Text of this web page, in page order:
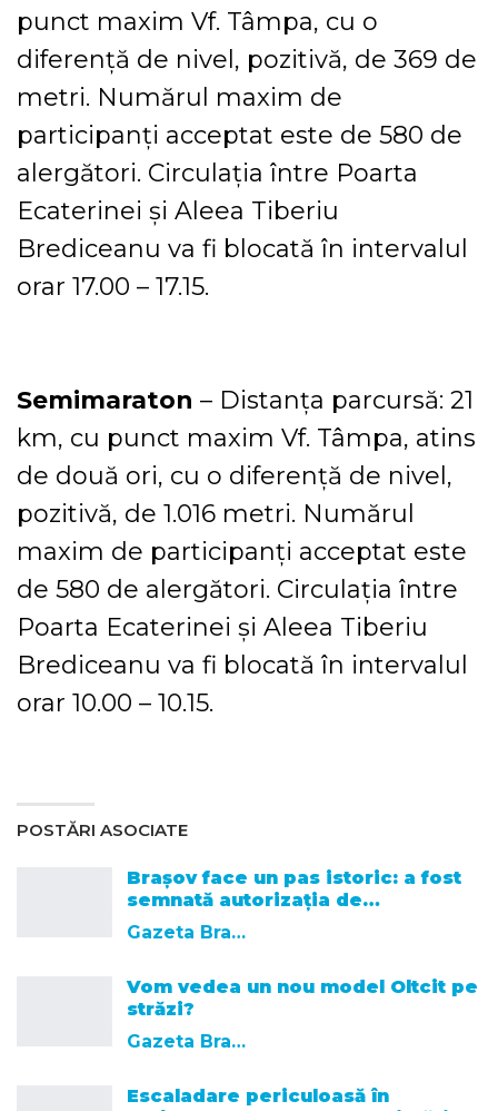
punct maxim Vf. Tâmpa, cu o
diferență de nivel, pozitivă, de 369 de
metri. Numărul maxim de
participanți acceptat este de 580 de
alergători. Circulația între Poarta
Ecaterinei și Aleea Tiberiu
Brediceanu va fi blocată în intervalul
orar 17.00 – 17.15.
Semimaraton – Distanța parcursă: 21
km, cu punct maxim Vf. Tâmpa, atins
de două ori, cu o diferență de nivel,
pozitivă, de 1.016 metri. Numărul
maxim de participanți acceptat este
de 580 de alergători. Circulația între
Poarta Ecaterinei și Aleea Tiberiu
Brediceanu va fi blocată în intervalul
orar 10.00 – 10.15.
POSTĂRI ASOCIATE
Brașov face un pas istoric: a fost
semnată autorizația de…
Gazeta Brasovului
Vom vedea un nou model Oltcit pe
străzi?
Gazeta Brasovului
Escaladare periculoasă în